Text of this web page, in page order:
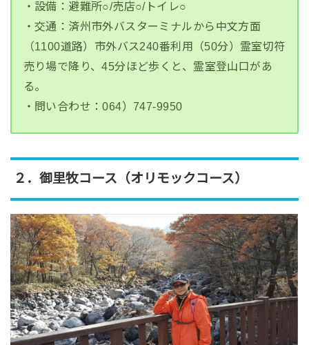
・設備：避難所○/売店○/トイレ○
・交通：済州市外バスターミナルから中文方面
（1100道路）市外バス240番利用（50分）霊室切符
売り場で降り、45分ほど歩くと、霊室登山口があ
る。
・問い合わせ：064）747-9950
２．御里牧コース（オリモックコース）